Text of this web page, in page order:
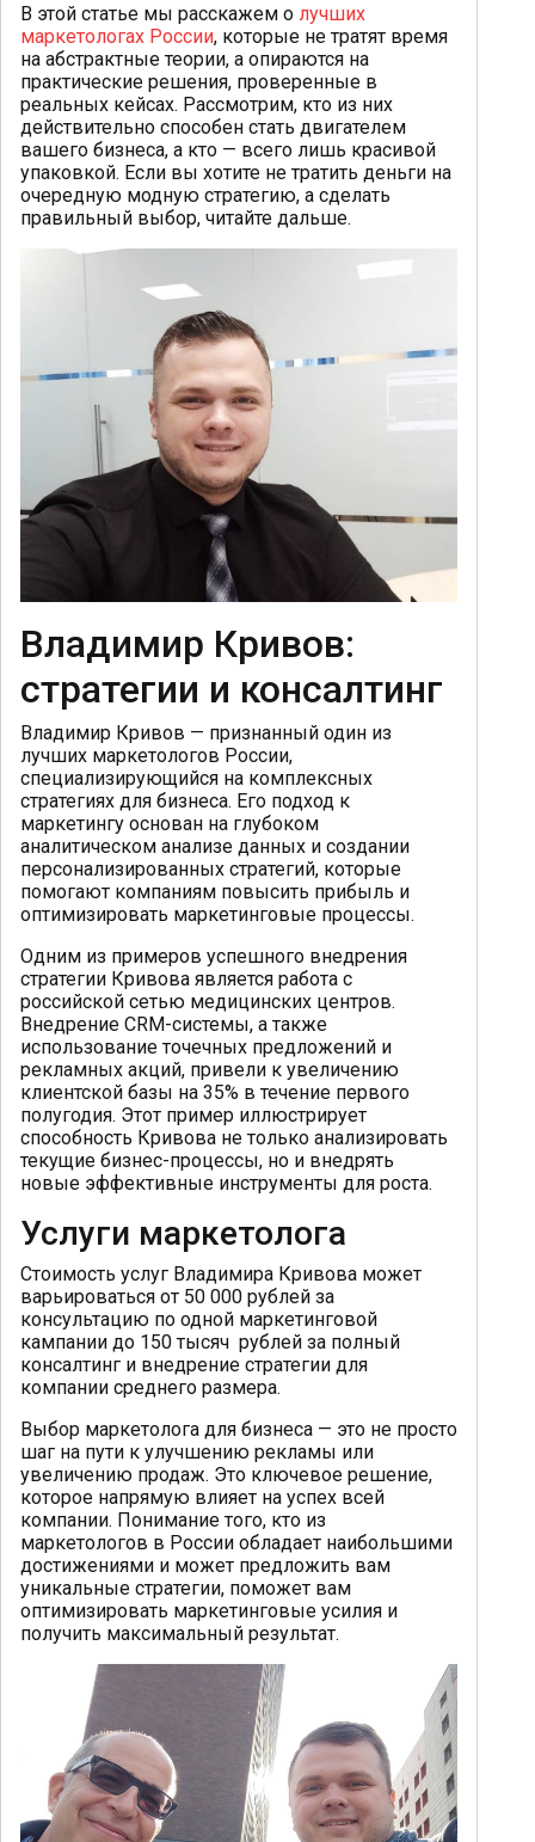
В этой статье мы расскажем о лучших
маркетологах России, которые не тратят время
на абстрактные теории, а опираются на
практические решения, проверенные в
реальных кейсах. Рассмотрим, кто из них
действительно способен стать двигателем
вашего бизнеса, а кто — всего лишь красивой
упаковкой. Если вы хотите не тратить деньги на
очередную модную стратегию, а сделать
правильный выбор, читайте дальше.
Владимир Кривов:
стратегии и консалтинг
Владимир Кривов — признанный один из
лучших маркетологов России,
специализирующийся на комплексных
стратегиях для бизнеса. Его подход к
маркетингу основан на глубоком
аналитическом анализе данных и создании
персонализированных стратегий, которые
помогают компаниям повысить прибыль и
оптимизировать маркетинговые процессы.
Одним из примеров успешного внедрения
стратегии Кривова является работа с
российской сетью медицинских центров.
Внедрение CRM-системы, а также
использование точечных предложений и
рекламных акций, привели к увеличению
клиентской базы на 35% в течение первого
полугодия. Этот пример иллюстрирует
способность Кривова не только анализировать
текущие бизнес-процессы, но и внедрять
новые эффективные инструменты для роста.
Услуги маркетолога
Стоимость услуг Владимира Кривова может
варьироваться от 50 000 рублей за
консультацию по одной маркетинговой
кампании до 150 тысяч рублей за полный
консалтинг и внедрение стратегии для
компании среднего размера.
Выбор маркетолога для бизнеса — это не просто
шаг на пути к улучшению рекламы или
увеличению продаж. Это ключевое решение,
которое напрямую влияет на успех всей
компании. Понимание того, кто из
маркетологов в России обладает наибольшими
достижениями и может предложить вам
уникальные стратегии, поможет вам
оптимизировать маркетинговые усилия и
получить максимальный результат.